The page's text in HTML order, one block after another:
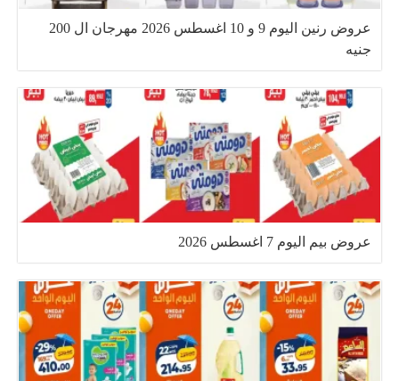
عروض رنين اليوم 9 و 10 اغسطس 2026 مهرجان ال 200
جنيه
عروض بيم اليوم 7 اغسطس 2026